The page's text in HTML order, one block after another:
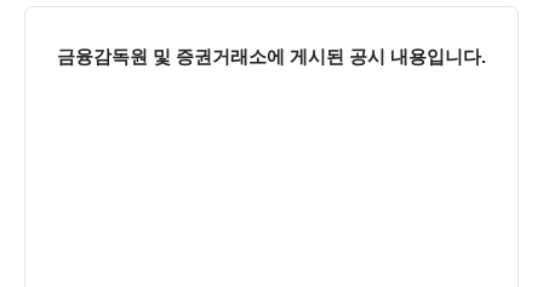
금융감독원 및 증권거래소에 게시된 공시 내용입니다.